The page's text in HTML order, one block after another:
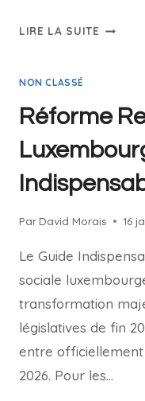
LIRE LA SUITE
NON CLASSÉ
Réforme
Par David Morais 16
Le Guide
sociale
transformation
législatives de fin
entre
2026. Pour les…